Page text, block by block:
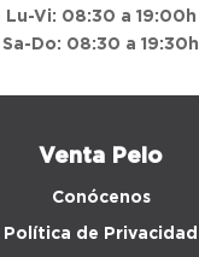
Lu-Vi: 08:30 a 19:00h
Sa-Do: 08:30 a 19:30h
Venta Peio
Conócenos
Política de Privacidad